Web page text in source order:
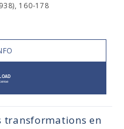
160-178
transformations en